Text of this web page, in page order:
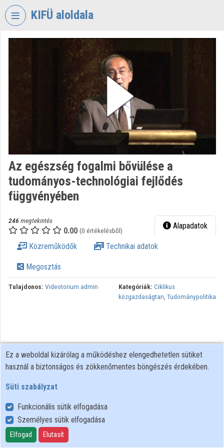
Fejléc kihagyása
KIFÜ aloldala
TORIUM
KORMÁNYZATI
INFORMATIKAI
ÜGYNÖKSÉG
Bejelentkezés
Intézményi felfedezés
Kategóriák
Intézmények
Az egészség fogalmi bővülése a
tudományos-technológiai fejlődés
függvényében
246 megtekintés
0.00 (0 értékelésből) Alapadatok
Közreműködők Technikai adatok
Megosztás
Tulajdonos: Videotorium admin Kategóriák: Ciklikus
közgazdaságtan, Tudománypolitika
Felhasználói szabályzat
Adatkezelési tájékoztató
Süti szabályzat
Ez a weboldal kizárólag a működéshez elengedhetetlen sütiket
használ a biztonságos és zökkenőmentes böngészés érdekében.
Süti szabályzat
Funkcionális sütik elfogadása
Személyes sütik elfogadása
Elfogad Elutasít